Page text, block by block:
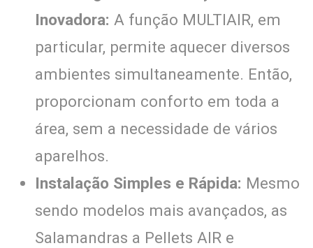
Inovadora: A função MULTIAIR, em
particular, permite aquecer diversos
ambientes simultaneamente. Então,
proporcionam conforto em toda a
área, sem a necessidade de vários
aparelhos.
Instalação Simples e Rápida: Mesmo
sendo modelos mais avançados, as
Salamandras a Pellets AIR e